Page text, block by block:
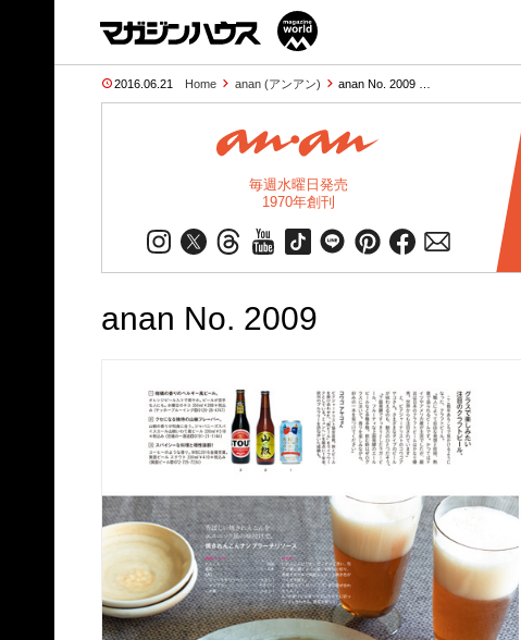
2016.06.21 Home anan (アンアン) anan No. 2009 …
毎週水曜日発売
1970年創刊
anan No. 2009